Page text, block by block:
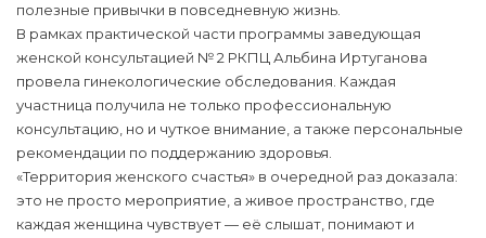
полезные привычки в повседневную жизнь.
В рамках практической части программы заведующая
женской консультацией № 2 РКПЦ Альбина Иртуганова
провела гинекологические обследования. Каждая
участница получила не только профессиональную
консультацию, но и чуткое внимание, а также персональные
рекомендации по поддержанию здоровья.
«Территория женского счастья» в очередной раз доказала:
это не просто мероприятие, а живое пространство, где
каждая женщина чувствует — её слышат, понимают и